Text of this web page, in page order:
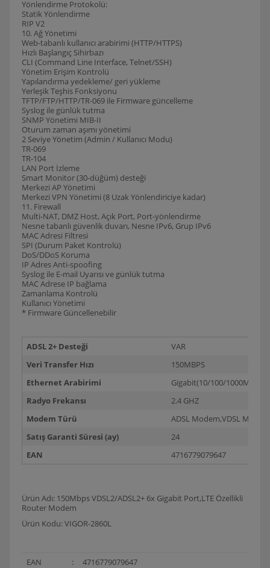
Yönlendirme Protokolü:
Statik Yönlendirme
RIP V2
10. Ağ Yönetimi
Web-tabanlı kullanıcı arabirimi (HTTP/HTTPS)
Hızlı Başlangıç Sihirbazı
CLI (Command Line Interface, Telnet/SSH)
Yönetim Erişim Kontrolü
Yapılandırma yedekleme/ geri yükleme
Yerleşik Teşhis Fonksiyonu
TFTP/FTP/HTTP/TR-069 ile Firmware güncelleme
Syslog ile günlük tutma
SNMP Yönetimi MIB-II
Oturum zaman aşımı yönetimi
2 Seviye Yönetim (Admin / Kullanıcı Modu)
TR-069
TR-104
LAN Port İzleme
Smart Monitor (30-düğüm) desteği
Merkezi AP Yönetimi
Merkezi VPN Yönetimi (8 Uzak Yönlendiriciye kadar)
11. Firewall
Multi-NAT, DMZ Host, Açık Port, Port-yönlendirme
Nesne tabanlı güvenlik duvarı, Nesne IPv6, Grup IPv6
MAC Adresi Filtresi
SPI (Durum Paket Kontrolü)
DoS/DDoS Koruma
IP Adres Anti-spoofing
Syslog ile E-mail Uyarısı ve günlük tutma
MAC Adrese IP bağlama
Zamanlama Kontrolü
Kullanıcı Yönetimi
* Firmware Güncellenebilir
ADSL 2+ Desteği
VAR
Veri Transfer Hızı
150MBPS
Ethernet Arabirimi
Gigabit(10/100/1000Mbps)
Radyo Frekansı
2.4 GHZ
Modem Türü
ADSL Modem,VDSL Modem
Satış Garanti Süresi (ay)
24
EAN
4716779079647
Ürün Adı: 150Mbps VDSL2/ADSL2+ 6x Gigabit Port,LTE Özellikli
Router Modem
Ürün Kodu: VIGOR-2860L
EAN :
4716779079647